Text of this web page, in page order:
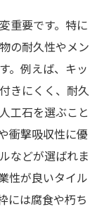
重要です。特に
の耐久性やメン
。例えば、キッ
きにくく、耐久
工石を選ぶこと
衝撃吸収性に優
などが選ばれま
性が良いタイル
には腐食や朽ち